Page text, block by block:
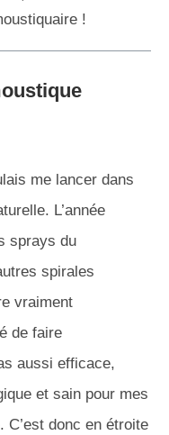
!
me lancer dans
L’année
sprays du
spirales
vraiment
de faire
aussi efficace,
et sain pour mes
C’est donc en étroite